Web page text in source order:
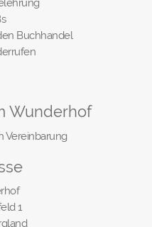
Buchhandel
Wunderhof
Vereinbarung
1